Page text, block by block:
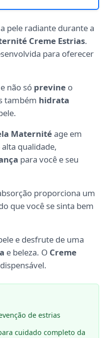
pele radiante durante a
Creme Estrias.
para oferecer
não só previne o
também hidrata
Maternitéage em
qualidade,
para você e seu
proporciona um
que você se sinta bem
e desfrute de uma
e beleza. O Creme
de estrias
cuidado completo da